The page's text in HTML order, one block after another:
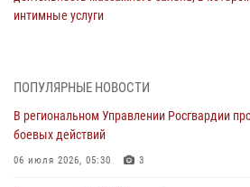
интимные услуги
смену в детском лагере «Икар»
27 июля 2026, 16:43 2
Владимирские росгвардейцы обеспечили
ПОПУЛЯРНЫЕ НОВОСТИ
В региональном Управлении Росгвардии
боевых действий
06 июля 2026, 05:30 3